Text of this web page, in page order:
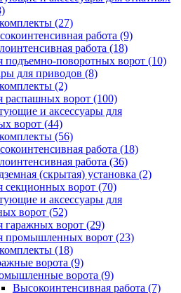
(27)
работа (9)
работа (18)
подъемно-поворотных ворот (10)
для приводов (8)
(2)
распашных ворот (100)
и аксессуары для
ворот (44)
(56)
работа (18)
работа (36)
(скрытая) установка (2)
секционных ворот (70)
и аксессуары для
ворот (52)
гаражных ворот (29)
промышленных ворот (23)
(18)
ворота (9)
ворота (9)
Высокоинтенсивная работа (7)